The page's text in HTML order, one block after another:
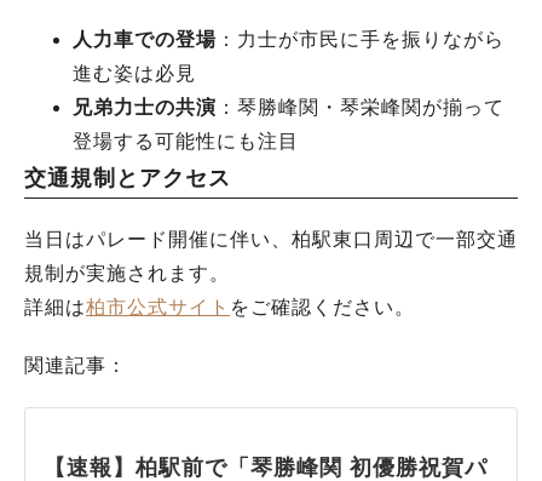
人力車での登場 ：力士が市民に手を振りながら
進む姿は必見
兄弟力士の共演 ：琴勝峰関・琴栄峰関が揃って
登場する可能性にも注目
交通規制とアクセス
当日はパレード開催に伴い、柏駅東口周辺で一部交通
規制が実施されます。
詳細は柏市公式サイト をご確認ください。
関連記事：
【速報】柏駅前で「琴勝峰関 初優勝祝賀パ